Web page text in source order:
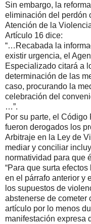
Sin embargo, la
eliminación del perdón
Atención de la
Artículo 16 dice:
“…Recabada la
existir urgencia, el
Especializado citará a
determinación de las
caso, procurando la
celebración del
…”.
Por su parte, el
fueron derogados los
Arbitraje en la Ley de
mediar y conciliar
normatividad para que
“Para que surta
en el párrafo anterior y
los supuestos de
abstenerse de cometer
artículo por lo menos
manifestación expresa